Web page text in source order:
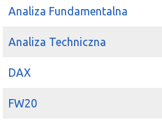
Analiza Fundamentalna
Analiza Techniczna
DAX
FW20